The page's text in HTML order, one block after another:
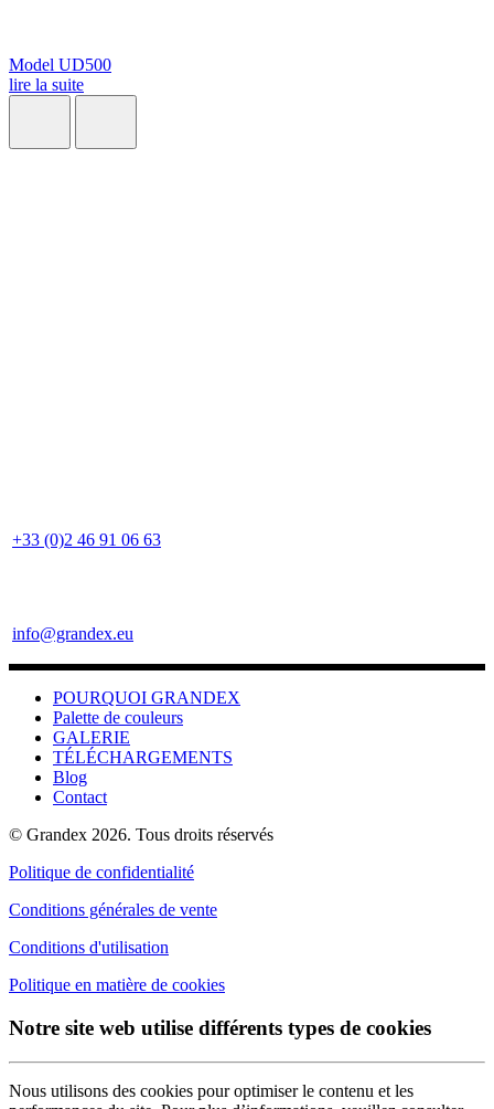
Model UD500
lire la suite
+33 (0)2 46 91 06 63
info@grandex.eu
POURQUOI GRANDEX
Palette de couleurs
GALERIE
TÉLÉCHARGEMENTS
Blog
Contact
© Grandex 2026. Tous droits réservés
Politique de confidentialité
Conditions générales de vente
Conditions d'utilisation
Politique en matière de cookies
Notre site web utilise différents types de cookies
Nous utilisons des cookies pour optimiser le contenu et les